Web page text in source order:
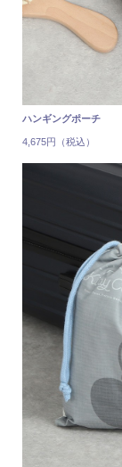
ハンギングポーチ
4,675円（税込）